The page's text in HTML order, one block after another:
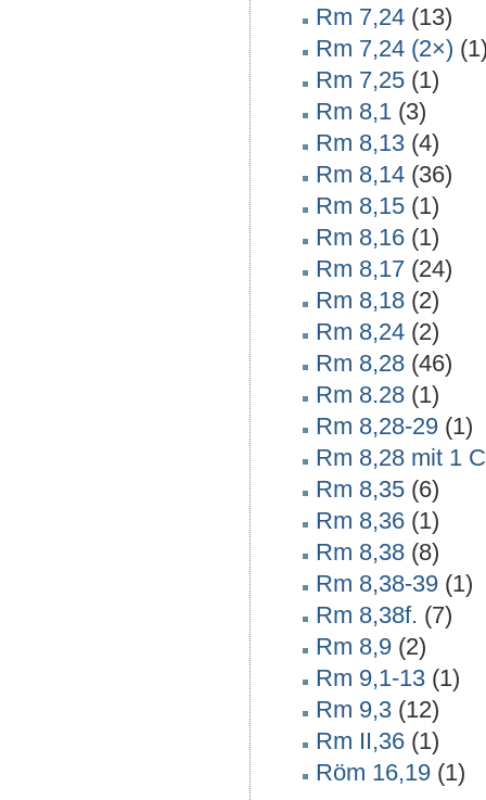
Rm 7,24 (13)
Rm 7,24 (2×)
Rm 7,25 (1)
Rm 8,1 (3)
Rm 8,13 (4)
Rm 8,14 (36)
Rm 8,15 (1)
Rm 8,16 (1)
Rm 8,17 (24)
Rm 8,18 (2)
Rm 8,24 (2)
Rm 8,28 (46)
Rm 8.28 (1)
Rm 8,28-29 (1)
Rm 8,28 mit 1
Rm 8,35 (6)
Rm 8,36 (1)
Rm 8,38 (8)
Rm 8,38-39 (1)
Rm 8,38f. (7)
Rm 8,9 (2)
Rm 9,1-13 (1)
Rm 9,3 (12)
Rm II,36 (1)
Röm 16,19 (1)